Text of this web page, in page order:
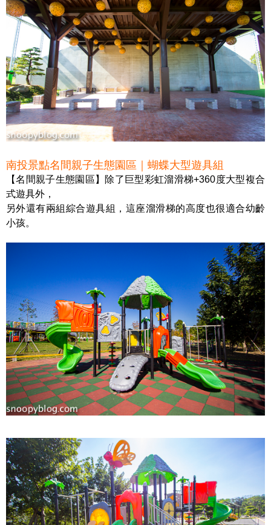
南投景點名間親子生態園區｜蝴蝶大型遊具組
【名間親子生態園區】除了巨型彩虹溜滑梯+360度大型複合
式遊具外，
另外還有兩組綜合遊具組，這座溜滑梯的高度也很適合幼齡
小孩。